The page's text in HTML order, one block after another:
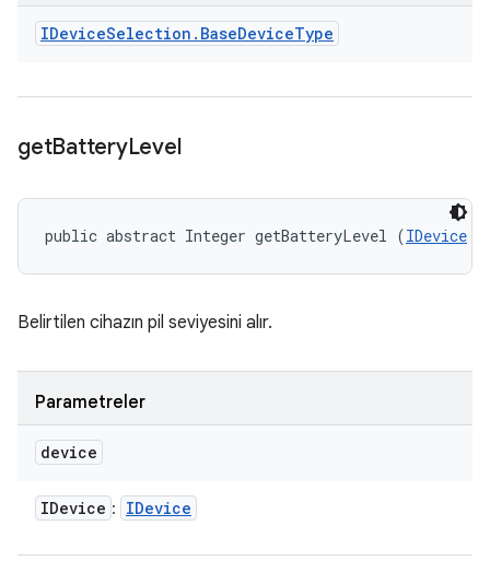
IDeviceSelection . BaseDeviceType
getBatteryLevel
public abstract Integer getBatteryLevel (IDevice
Belirtilen cihazın pil seviyesini alır.
Parametreler
device
IDevice : IDevice